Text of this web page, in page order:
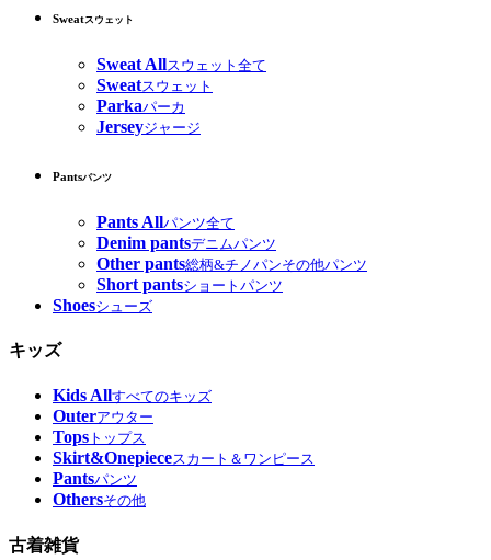
Sweatスウェット
Sweat Allスウェット全て
Sweatスウェット
Parkaパーカ
Jerseyジャージ
Pantsパンツ
Pants Allパンツ全て
Denim pantsデニムパンツ
Other pants総柄&チノパンその他パンツ
Short pantsショートパンツ
Shoesシューズ
キッズ
Kids Allすべてのキッズ
Outerアウター
Tops トップス
Skirt&Onepieceスカート＆ワンピース
Pantsパンツ
Othersその他
古着雑貨